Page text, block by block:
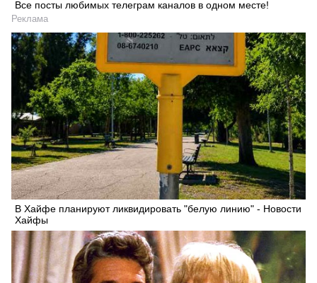
Все посты любимых телеграм каналов в одном месте!
Реклама
В Хайфе планируют ликвидировать "белую линию" - Новости
Хайфы